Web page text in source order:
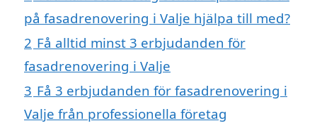
på fasadrenovering i Valje hjälpa till med?
2 Få alltid minst 3 erbjudanden för
fasadrenovering i Valje
3 Få 3 erbjudanden för fasadrenovering i
Valje från professionella företag